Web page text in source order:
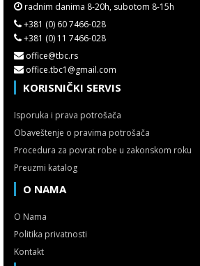
radnim danima 8-20h, subotom 8-15h
+381 (0) 60 7466-028
+381 (0) 11 7466-028
office@tbc.rs
office.tbc1@gmail.com
KORISNIČKI SERVIS
Isporuka i prava potrošača
Obaveštenje o pravima potrošača
Procedura za povrat robe u zakonskom roku
Preuzmi katalog
O NAMA
O Nama
Politika privatnosti
Kontakt